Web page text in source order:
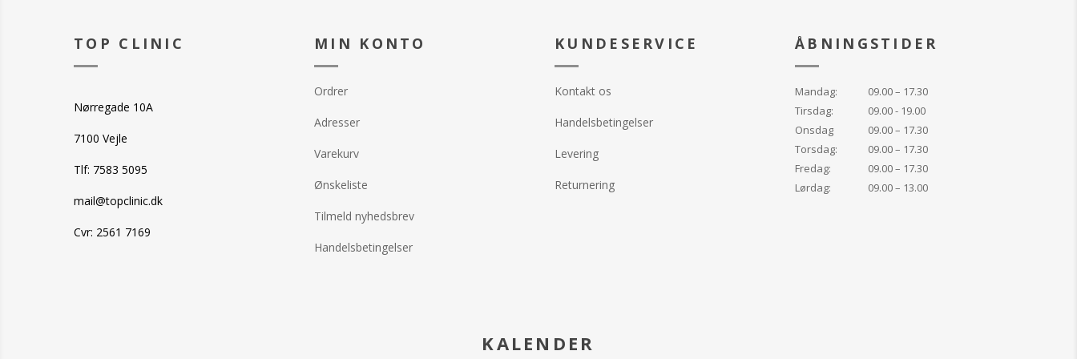
TOP CLINIC
Nørregade 10A
7100 Vejle
Tlf: 7583 5095
mail@topclinic.dk
Cvr: 2561 7169
MIN KONTO
Ordrer
Adresser
Varekurv
Ønskeliste
Tilmeld nyhedsbrev
Handelsbetingelser
KUNDESERVICE
Kontakt os
Handelsbetingelser
Levering
Returnering
ÅBNINGSTIDER
Mandag:
09.00 – 17.30
Tirsdag:
09.00 - 19.00
Onsdag
09.00 – 17.30
Torsdag:
09.00 – 17.30
Fredag:
09.00 – 17.30
Lørdag:
09.00 – 13.00
KALENDER